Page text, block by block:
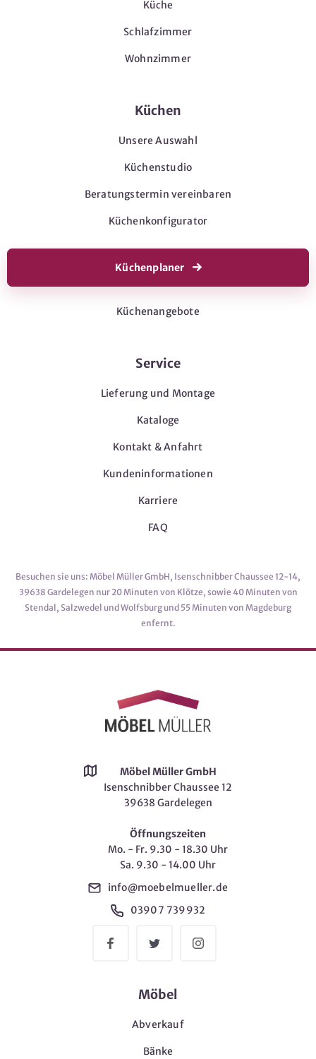
Küche
Schlafzimmer
Wohnzimmer
Küchen
Unsere Auswahl
Küchenstudio
Beratungstermin vereinbaren
Küchenkonfigurator
Küchenplaner
Küchenangebote
Service
Lieferung und Montage
Kataloge
Kontakt & Anfahrt
Kundeninformationen
Karriere
FAQ
Besuchen sie uns: Möbel Müller GmbH, Isenschnibber Chaussee 12-14,
39638 Gardelegen nur 20 Minuten von Klötze, sowie 40 Minuten von
Stendal, Salzwedel und Wolfsburg und 55 Minuten von Magdeburg
enfernt.
Möbel Müller GmbH
Isenschnibber Chaussee 12
39638 Gardelegen
Öffnungszeiten
Mo. - Fr. 9.30 - 18.30 Uhr
Sa. 9.30 - 14.00 Uhr
info@moebelmueller.de
03907 739932
Möbel
Abverkauf
Bänke